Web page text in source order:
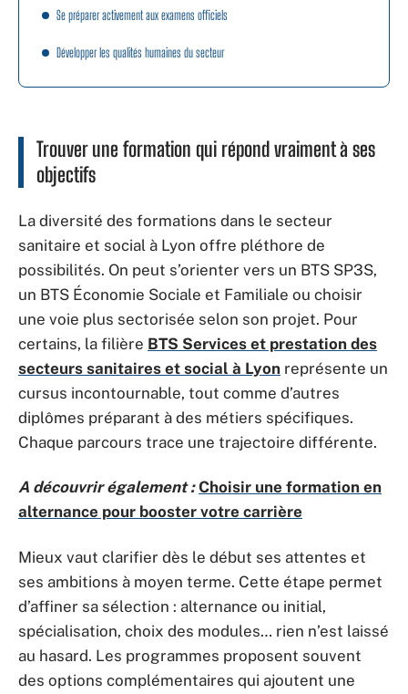
Se préparer activement aux examens officiels
Développer les qualités humaines du secteur
Trouver une formation qui répond vraiment à ses
objectifs
La diversité des formations dans le secteur
sanitaire et social à Lyon offre pléthore de
possibilités. On peut s’orienter vers un BTS SP3S,
un BTS Économie Sociale et Familiale ou choisir
une voie plus sectorisée selon son projet. Pour
certains, la filière BTS Services et prestation des
secteurs sanitaires et social à Lyon représente un
cursus incontournable, tout comme d’autres
diplômes préparant à des métiers spécifiques.
Chaque parcours trace une trajectoire différente.
A découvrir également : Choisir une formation en
alternance pour booster votre carrière
Mieux vaut clarifier dès le début ses attentes et
ses ambitions à moyen terme. Cette étape permet
d’affiner sa sélection : alternance ou initial,
spécialisation, choix des modules… rien n’est laissé
au hasard. Les programmes proposent souvent
des options complémentaires qui ajoutent une